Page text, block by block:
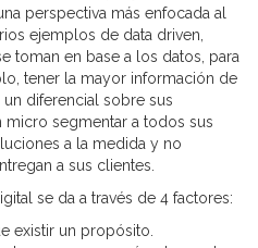
perspectiva más enfocada al
ejemplos de data driven,
toman en base a los datos, para
tener la mayor información de
diferencial sobre sus
segmentar a todos sus
a la medida y no
a sus clientes.
se da a través de 4 factores:
existir un propósito.